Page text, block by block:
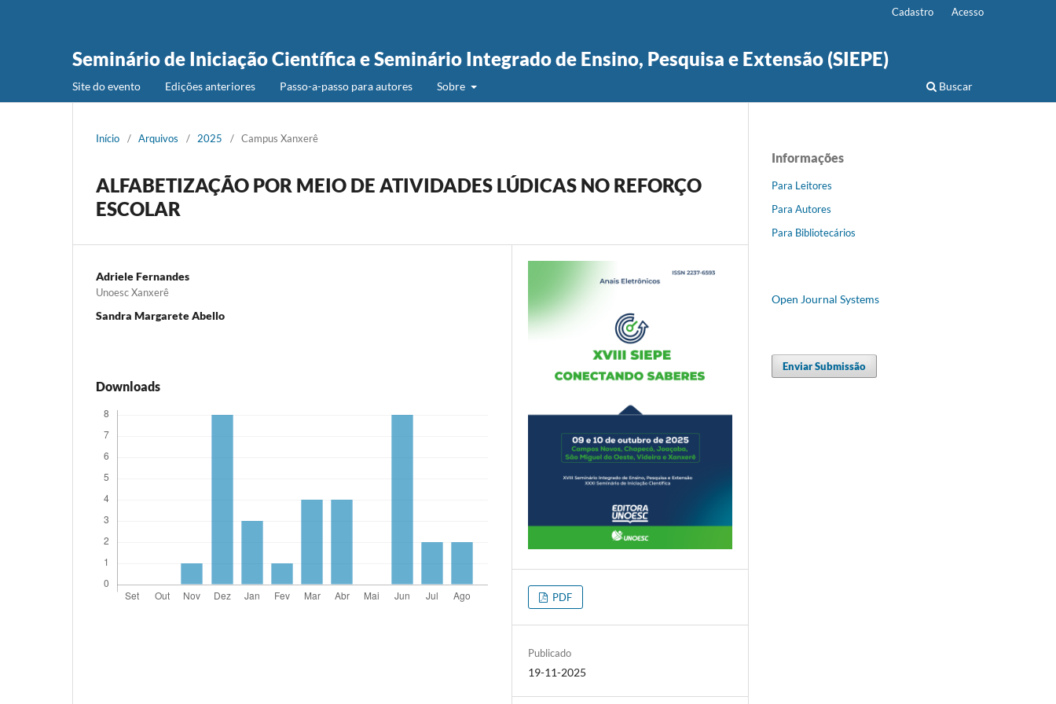
Seminário de Iniciação Científica e Seminário Integrado de Ensino, Pesquisa e Extensão (SIEPE)
Site do evento Edições anteriores Passo-a-passo para autores Sobre Buscar
Cadastro Acesso
Início / Arquivos / 2025 / Campus Xanxerê
ALFABETIZAÇÃO POR MEIO DE ATIVIDADES LÚDICAS NO REFORÇO
ESCOLAR
Adriele Fernandes
Unoesc Xanxerê
Sandra Margarete Abello
Downloads
PDF
Publicado
19-11-2025
Informações
Para Leitores
Para Autores
Para Bibliotecários
Open Journal Systems
Enviar Submissão